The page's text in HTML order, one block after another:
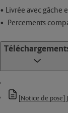
• Livrée avec gâche
• Percements
[Notice de pose]